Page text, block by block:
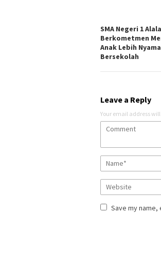
SMA Negeri 1
Berkometmen
Anak Lebih
Bersekolah
Leave a Reply
Your email address
Save my